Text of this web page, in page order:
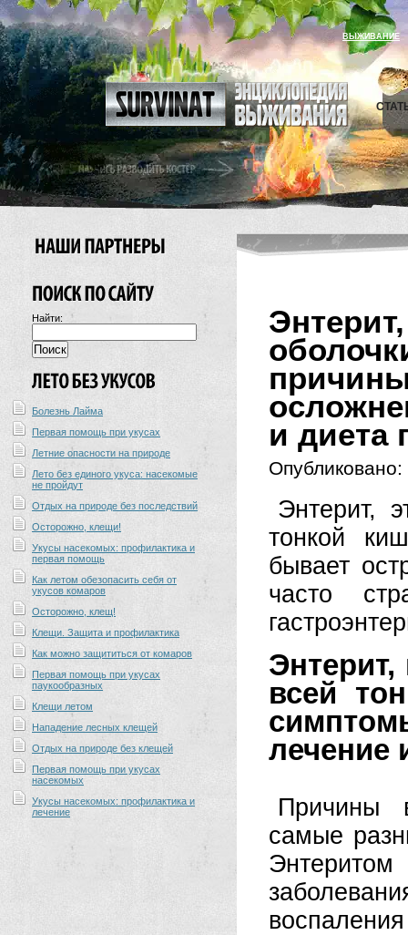
ВЫЖИВАНИЕ
Найти:
Болезнь Лайма
Первая помощь при укусах
Летние опасности на природе
Лето без единого укуса: насекомые
не пройдут
Отдых на природе без последствий
Осторожно, клещи!
Укусы насекомых: профилактика и
первая помощь
Как летом обезопасить себя от
укусов комаров
Осторожно, клещ!
Клещи. Защита и профилактика
Как можно защититься от комаров
Первая помощь при укусах
паукообразных
Клещи летом
Нападение лесных клещей
Отдых на природе без клещей
Первая помощь при укусах
насекомых
Укусы насекомых: профилактика и
лечение
и диета
Опубликовано:
Энтерит,
тонкой
бывает
часто
всей
лечение
Причины
самые